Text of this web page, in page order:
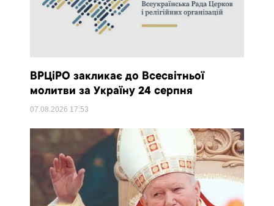
ВРЦіРО закликає до Всесвітньої
молитви за Україну 24 серпня
07.08.2026 17:53